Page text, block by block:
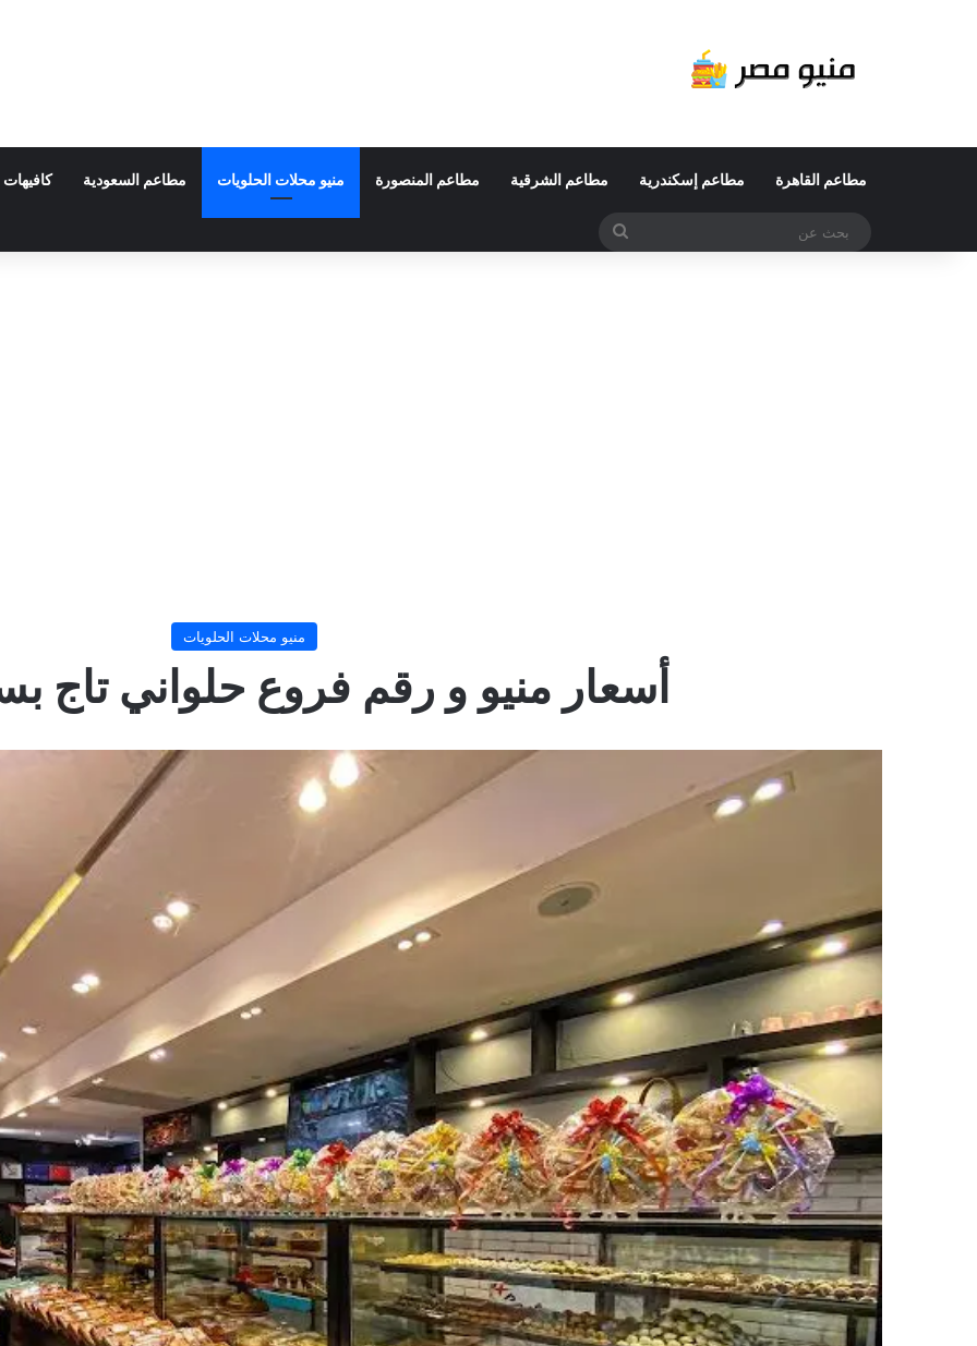
مطاعم القاهرة مطاعم إسكندرية مطاعم الشرقية مطاعم المنصورة منيو محلات الحلويات مطاعم السعودية
منيو محلات الحلويات
أسعار منيو و رقم فروع حلواني تاج بسام